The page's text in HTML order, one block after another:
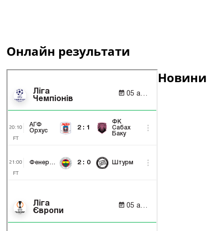
Онлайн результати
Новини